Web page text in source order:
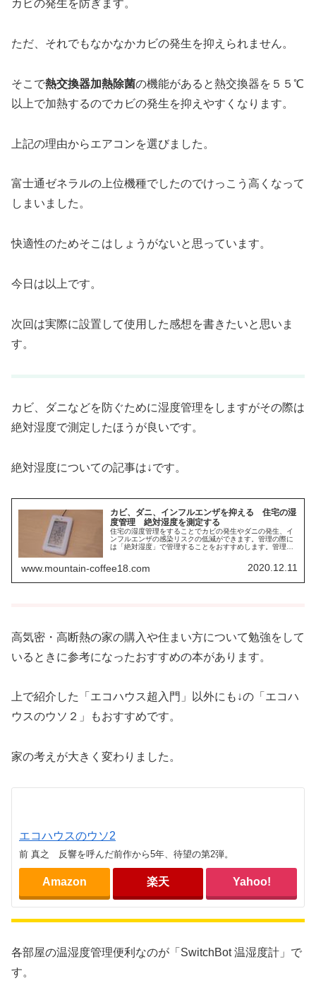
カビの発生を防ぎます。
ただ、それでもなかなかカビの発生を抑えられません。
そこで熱交換器加熱除菌の機能があると熱交換器を５５℃
以上で加熱するのでカビの発生を抑えやすくなります。
上記の理由からエアコンを選びました。
富士通ゼネラルの上位機種でしたのでけっこう高くなって
しまいました。
快適性のためそこはしょうがないと思っています。
今日は以上です。
次回は実際に設置して使用した感想を書きたいと思いま
す。
カビ、ダニなどを防ぐために湿度管理をしますがその際は
絶対湿度で測定したほうが良いです。
絶対湿度についての記事は↓です。
カビ、ダニ、インフルエンザを抑える 住宅の湿
度管理 絶対湿度を測定する
住宅の湿度管理をすることでカビの発生やダニの発生、イ
ンフルエンザの感染リスクの低減ができます。管理の際に
は「絶対湿度」で管理することをおすすめします。管理の
また参考とさせて頂きました本についても書いています。
www.mountain-coffee18.com 2020.12.11
高気密・高断熱の家の購入や住まい方について勉強をして
いるときに参考になったおすすめの本があります。
上で紹介した「エコハウス超入門」以外にも↓の「エコハ
ウスのウソ２」もおすすめです。
家の考えが大きく変わりました。
エコハウスのウソ2
前 真之 反響を呼んだ前作から5年、待望の第2弾。
Amazon 楽天 Yahoo!
各部屋の温湿度管理便利なのが「SwitchBot 温湿度計」で
す。